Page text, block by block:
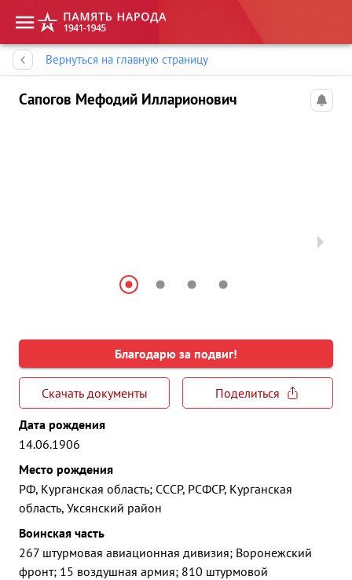
Вернуться на главную страницу
Сапогов Мефодий Илларионович
Благодарю за подвиг!
Скачать документы
Поделиться
Дата рождения
14.06.1906
Место рождения
РФ, Курганская область; СССР, РСФСР, Курганская
область, Уксянский район
Воинская часть
267 штурмовая авиационная дивизия; Воронежский
фронт; 15 воздушная армия; 810 штурмовой
Память народа